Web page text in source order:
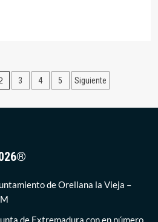
3 4 5 Siguiente
de Orellana la Vieja –
de Extremadura con en número